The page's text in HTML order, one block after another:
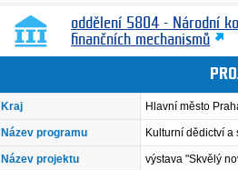
oddělení 5804 - Národní
finančních mechanismů
Kraj Hlavní město
Název programu Kulturní dědictví a
Název projektu výstava "Skvělý